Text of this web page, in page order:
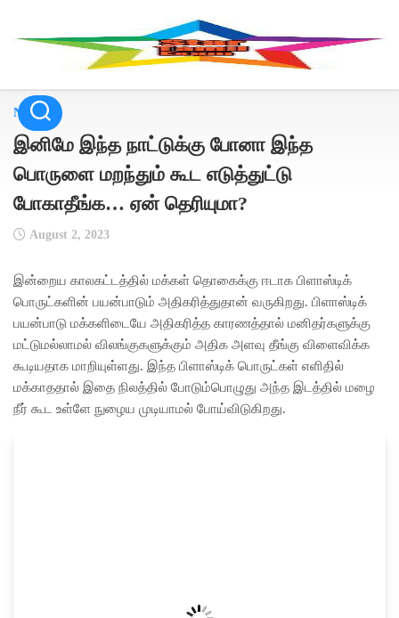
NEWS
இனிமே இந்த நாட்டுக்கு போனா இந்த
பொருளை மறந்தும் கூட எடுத்துட்டு
போகாதீங்க… ஏன் தெரியுமா?
August 2, 2023
இன்றைய காலகட்டத்தில் மக்கள் தொகைக்கு ஈடாக பிளாஸ்டிக்
பொருட்களின் பயன்பாடும் அதிகரித்துதான் வருகிறது. பிளாஸ்டிக்
பயன்பாடு மக்களிடையே அதிகரித்த காரணத்தால் மனிதர்களுக்கு
மட்டுமல்லாமல் விலங்குகளுக்கும் அதிக அளவு தீங்கு விளைவிக்க
கூடியதாக மாறியுள்ளது. இந்த பிளாஸ்டிக் பொருட்கள் எளிதில்
மக்காததால் இதை நிலத்தில் போடும்பொழுது அந்த இடத்தில் மழை
நீர் கூட உள்ளே நுழைய முடியாமல் போய்விடுகிறது.